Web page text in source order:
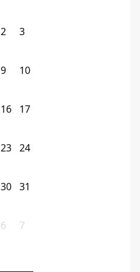
2 3
9 10
16 17
23 24
30 31
6 7